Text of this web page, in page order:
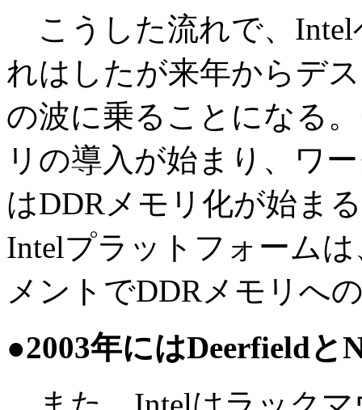
こうした流れで、Intel
れはしたが来年からデ
の波に乗ることになる
リの導入が始まり、ワ
はDDRメモリ化が始ま
Intelプラットフォーム
メントでDDRメモリへ
●2003年にはDeerfieldと